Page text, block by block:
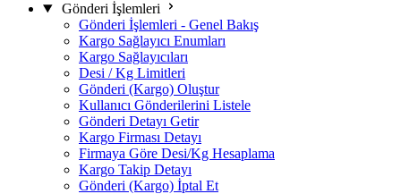
Gönderi İşlemleri
Gönderi İşlemleri - Genel Bakış
Kargo Sağlayıcı Enumları
Kargo Sağlayıcıları
Desi / Kg Limitleri
Gönderi (Kargo) Oluştur
Kullanıcı Gönderilerini Listele
Gönderi Detayı Getir
Kargo Firması Detayı
Firmaya Göre Desi/Kg Hesaplama
Kargo Takip Detayı
Gönderi (Kargo) İptal Et